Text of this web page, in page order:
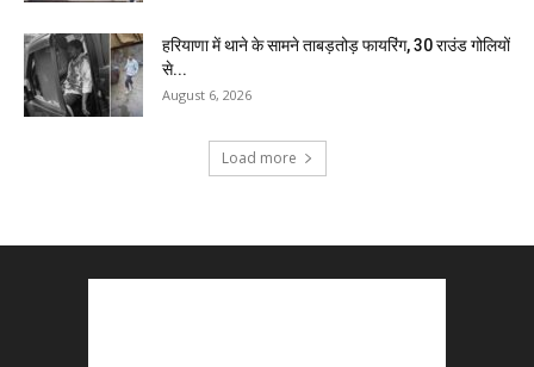
हरियाणा में थाने के सामने ताबड़तोड़ फायरिंग, 30 राउंड गोलियों
से...
August 6, 2026
Load more